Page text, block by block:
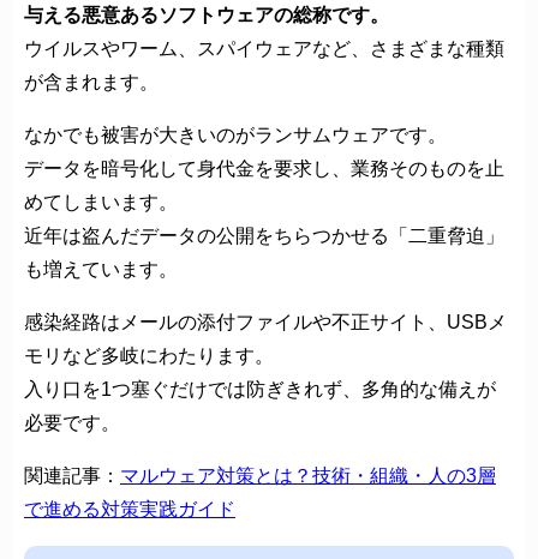
与える悪意あるソフトウェアの総称です。
ウイルスやワーム、スパイウェアなど、さまざまな種類
が含まれます。
なかでも被害が大きいのがランサムウェアです。
データを暗号化して身代金を要求し、業務そのものを止
めてしまいます。
近年は盗んだデータの公開をちらつかせる「二重脅迫」
も増えています。
感染経路はメールの添付ファイルや不正サイト、USBメ
モリなど多岐にわたります。
入り口を1つ塞ぐだけでは防ぎきれず、多角的な備えが
必要です。
関連記事： マルウェア対策とは？技術・組織・人の3層
で進める対策実践ガイド